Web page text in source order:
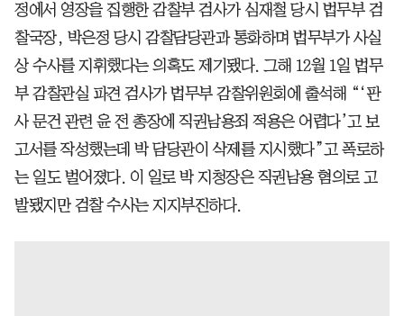
정에서 영장을 집행한 감찰부 검사가 심재철 당시 법무부 검
찰국장, 박은정 당시 감찰담당관과 통화하며 법무부가 사실
상 수사를 지휘했다는 의혹도 제기됐다. 그해 12월 1일 법무
부 감찰관실 파견 검사가 법무부 감찰위원회에 출석해 “‘판
사 문건 관련 윤 전 총장에 직권남용죄 적용은 어렵다’고 보
고서를 작성했는데 박 담당관이 삭제를 지시했다”고 폭로하
는 일도 벌어졌다. 이 일로 박 지청장은 직권남용 혐의로 고
발됐지만 검찰 수사는 지지부진하다.